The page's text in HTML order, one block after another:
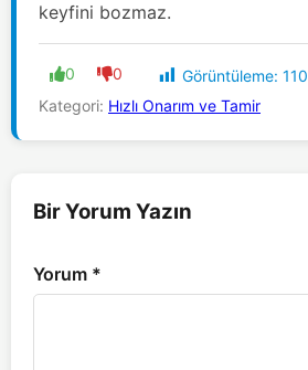
keyfini bozmaz.
0 0 Görüntüleme: 110
Kategori: Hızlı Onarım ve Tamir
Bir Yorum Yazın
Yorum *